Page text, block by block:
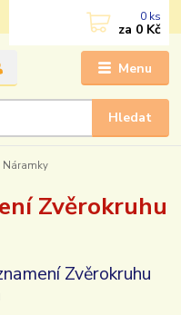
Menu
Hledat
0 ks
za 0 Kč
Náramky
Zvěrokruhu
Zvěrokruhu